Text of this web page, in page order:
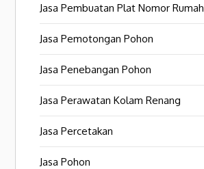
Jasa Pembuatan Plat Nomor Rumah
Jasa Pemotongan Pohon
Jasa Penebangan Pohon
Jasa Perawatan Kolam Renang
Jasa Percetakan
Jasa Pohon